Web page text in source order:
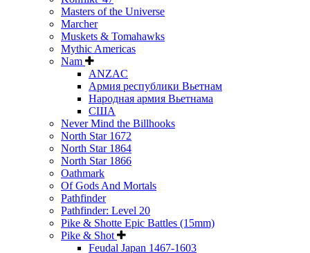
Masters of the Universe
Marcher
Muskets & Tomahawks
Mythic Americas
Nam
ANZAC
Армия республики Вьетнам
Народная армия Вьетнама
США
Never Mind the Billhooks
North Star 1672
North Star 1864
North Star 1866
Oathmark
Of Gods And Mortals
Pathfinder
Pathfinder: Level 20
Pike & Shotte Epic Battles (15mm)
Pike & Shot
Feudal Japan 1467-1603